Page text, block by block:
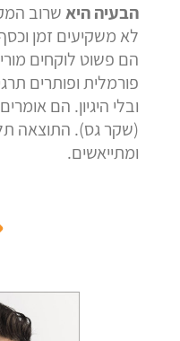
הבעיה היאשרוב
לא משקיעים זמן
הם פשוט לוקחים
פורמלית ופותרים
ובלי היגיון. הם
(שקר גס). התוצאה
ומתייאשים.